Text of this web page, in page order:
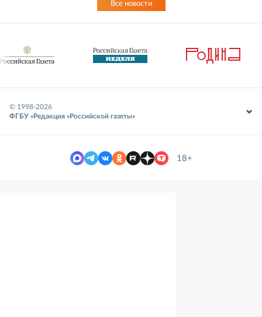
Все новости
© 1998-2026
ФГБУ «Редакция «Российской газеты»
18+